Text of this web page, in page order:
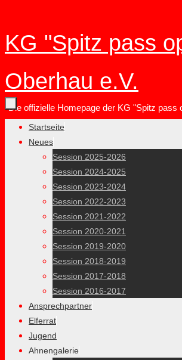
Inhalt
KG "Spitz pass
Oberhau e.V.
Die offizielle Homepage der KG "Spitz pass
Zum
Inhalt
Startseite
Neues
Session 2025-2026
Session 2024-2025
Session 2023-2024
Session 2022-2023
Session 2021-2022
Session 2020-2021
Session 2019-2020
Session 2018-2019
Session 2017-2018
Session 2016-2017
Ansprechpartner
Elferrat
Jugend
Ahnengalerie